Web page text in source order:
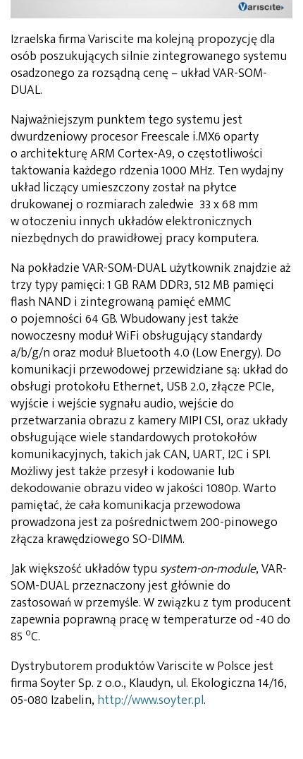
Izraelska firma Variscite ma kolejną propozycję dla
osób poszukujących silnie zintegrowanego systemu
osadzonego za rozsądną cenę – układ VAR-SOM-
DUAL.
Najważniejszym punktem tego systemu jest
dwurdzeniowy procesor Freescale i.MX6 oparty
o architekturę ARM Cortex-A9, o częstotliwości
taktowania każdego rdzenia 1000 MHz. Ten wydajny
układ liczący umieszczony został na płytce
drukowanej o rozmiarach zaledwie 33 x 68 mm
w otoczeniu innych układów elektronicznych
niezbędnych do prawidłowej pracy komputera.
Na pokładzie VAR-SOM-DUAL użytkownik znajdzie aż
trzy typy pamięci: 1 GB RAM DDR3, 512 MB pamięci
flash NAND i zintegrowaną pamięć eMMC
o pojemności 64 GB. Wbudowany jest także
nowoczesny moduł WiFi obsługujący standardy
a/b/g/n oraz moduł Bluetooth 4.0 (Low Energy). Do
komunikacji przewodowej przewidziane są: układ do
obsługi protokołu Ethernet, USB 2.0, złącze PCIe,
wyjście i wejście sygnału audio, wejście do
przetwarzania obrazu z kamery MIPI CSI, oraz układy
obsługujące wiele standardowych protokołów
komunikacyjnych, takich jak CAN, UART, I2C i SPI.
Możliwy jest także przesył i kodowanie lub
dekodowanie obrazu video w jakości 1080p. Warto
pamiętać, że cała komunikacja przewodowa
prowadzona jest za pośrednictwem 200-pinowego
złącza krawędziowego SO-DIMM.
Jak większość układów typu system-on-module, VAR-
SOM-DUAL przeznaczony jest głównie do
zastosowań w przemyśle. W związku z tym producent
zapewnia poprawną pracę w temperaturze od -40 do
85 oC.
Dystrybutorem produktów Variscite w Polsce jest
firma Soyter Sp. z o.o., Klaudyn, ul. Ekologiczna 14/16,
05-080 Izabelin, http://www.soyter.pl.